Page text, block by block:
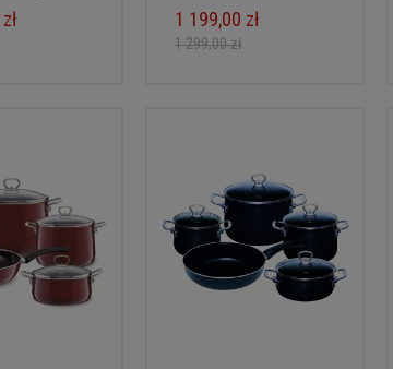
1 199,00 zł
1 299,00 zł